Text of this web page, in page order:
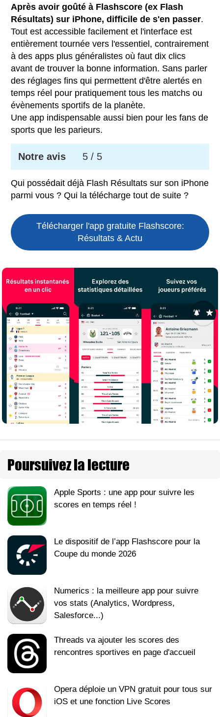
Après avoir goûté à Flashscore (ex Flash
Résultats) sur iPhone, difficile de s'en passer.
Tout est accessible facilement et l'interface est
entièrement tournée vers l'essentiel, contrairement
à des apps plus généralistes où faut dix clics
avant de trouver la bonne information. Sans parler
des réglages fins qui permettent d'être alertés en
temps réel pour pratiquement tous les matchs ou
évènements sportifs de la planète.
Une app indispensable aussi bien pour les fans de
sports que les parieurs.
Notre avis 5 / 5
Qui possédait déjà Flash Résultats sur son iPhone
parmi vous ? Qui la télécharge tout de suite ?
Télécharger l'app gratuite Flashscore:
Résultats & Actu
Poursuivez la lecture
Apple Sports : une app pour suivre les
scores en temps réel !
Le dispositif de l’app Flashscore pour la
Coupe du monde 2026
Numerics : la meilleure app pour suivre
vos stats (Analytics, Wordpress,
Salesforce...)
Threads va ajouter les scores des
rencontres sportives en page d'accueil
Opera déploie un VPN gratuit pour tous sur
iOS et une fonction Live Scores